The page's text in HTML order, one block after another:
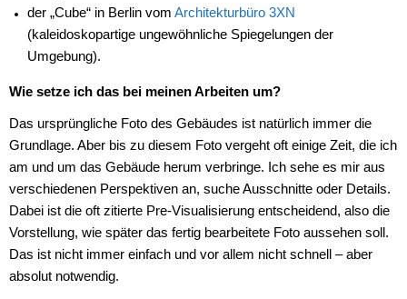
der „Cube“ in Berlin vom Architekturbüro 3XN
(kaleidoskopartige ungewöhnliche Spiegelungen der
Umgebung).
Wie setze ich das bei meinen Arbeiten um?
Das ursprüngliche Foto des Gebäudes ist natürlich immer die
Grundlage. Aber bis zu diesem Foto vergeht oft einige Zeit, die ich
am und um das Gebäude herum verbringe. Ich sehe es mir aus
verschiedenen Perspektiven an, suche Ausschnitte oder Details.
Dabei ist die oft zitierte Pre-Visualisierung entscheidend, also die
Vorstellung, wie später das fertig bearbeitete Foto aussehen soll.
Das ist nicht immer einfach und vor allem nicht schnell – aber
absolut notwendig.